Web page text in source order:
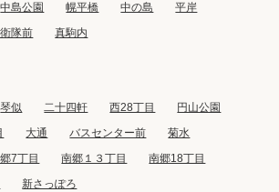
中島公園 幌平橋 中の島
平岸
隊前 真駒内
琴似 二十四軒 西28丁目
円山公園
大通 バスセンター前
菊水
7丁目 南郷１３丁目
南郷18丁目
新さっぽろ